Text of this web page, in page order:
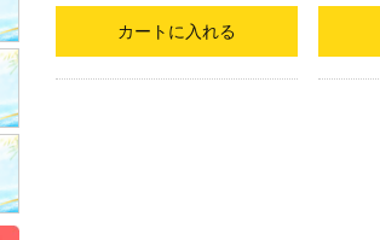
カートに入れる